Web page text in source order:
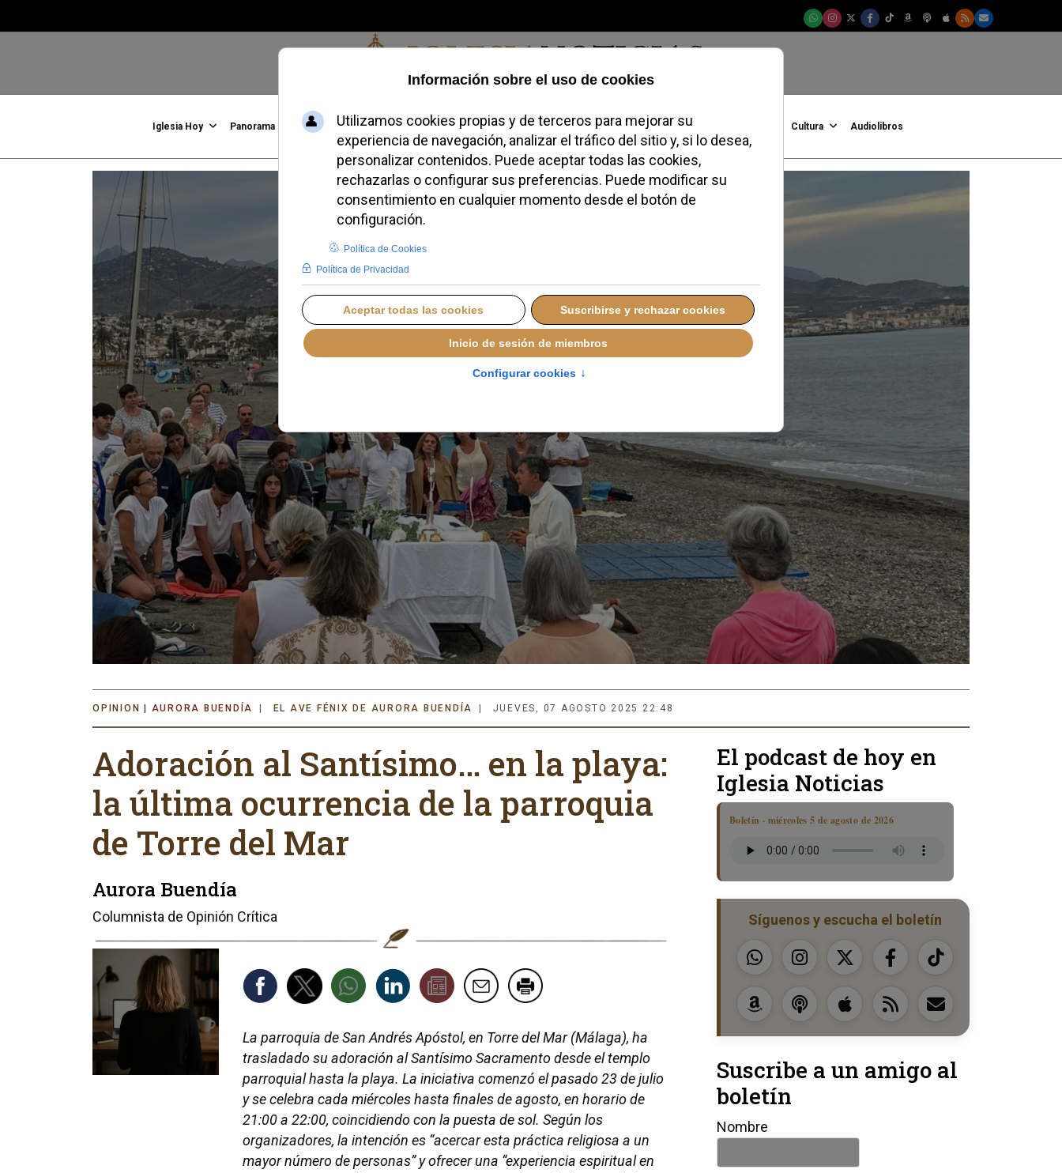
Viernes, 07 de agosto de 2026
Iglesia Hoy Panorama Familia, Vida, Identidad Credofobiómetro Blogs Temas Buscar #JovenesConFe Cultura Audiolibros
AURORA BUENDÍA EL AVE FÉNIX DE AURORA BUENDÍA JUEVES, 07 AGOSTO 2025 22:48
Adoración al Santísimo… en la playa:
la última ocurrencia de la parroquia
de Torre del Mar
Aurora Buendía
Columnista de Opinión Crítica
La parroquia de San Andrés Apóstol, en Torre del Mar (Málaga), ha
trasladado su adoración al Santísimo Sacramento desde el templo
parroquial hasta la playa. La iniciativa comenzó el pasado 23 de julio
y se celebra cada miércoles hasta finales de agosto, en horario de
21:00 a 22:00, coincidiendo con la puesta de sol. Según los
organizadores, la intención es “acercar esta práctica religiosa a un
mayor número de personas” y ofrecer una “experiencia espiritual en
El podcast de hoy en
Iglesia Noticias
Boletín · miércoles 5 de agosto de 2026
Síguenos y escucha el boletín
Suscribe a un amigo al
boletín
Nombre